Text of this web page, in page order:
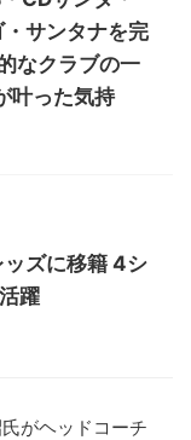
サンタナを完
なクラブの一
叶った気持
ズに移籍 4シ
躍
がヘッドコーチ